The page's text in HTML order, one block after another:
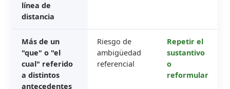
línea de
distancia
Más de un
"que" o "el
cual" referido
a distintos
antecedentes
Riesgo de
ambigüedad
referencial
Repetir el
sustantivo
o
reformular